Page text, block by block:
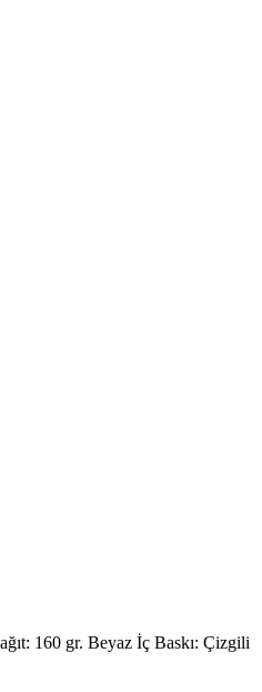
160 gr. Beyaz İç Baskı: Çizgili